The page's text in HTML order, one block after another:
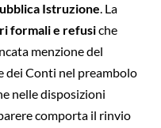
Istruzione. La
formali e refusiche
menzione del
Conti nel preambolo
nelle disposizioni
comporta il rinvio